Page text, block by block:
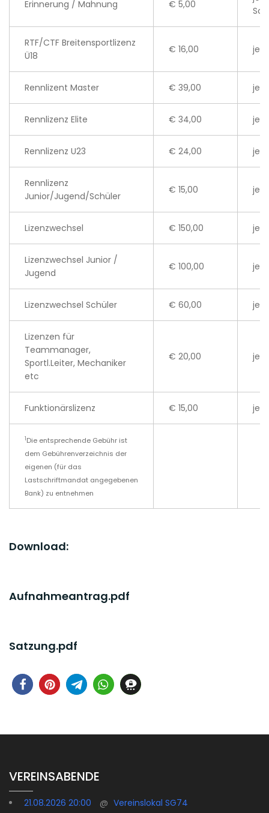
Erinnerung / Mahnung € 5,00
RTF/CTF Breitensportlizenz
Ü18
€ 16,00 je
Rennlizent Master € 39,00 je
Rennlizenz Elite € 34,00 je
Rennlizenz U23 € 24,00 je
Rennlizenz
Junior/Jugend/Schüler
€ 15,00 je
Lizenzwechsel € 150,00 je
Lizenzwechsel Junior /
Jugend
€ 100,00 je
Lizenzwechsel Schüler € 60,00 je
Lizenzen für
Teammanager,
Sportl.Leiter, Mechaniker
etc
€ 20,00 je
Funktionärslizenz € 15,00 je
1Die entsprechende Gebühr ist
dem Gebührenverzeichnis der
eigenen (für das
Lastschriftmandat angegebenen
Bank) zu entnehmen
Download:
Aufnahmeantrag.pdf
Satzung.pdf
VEREINSABENDE
21.08.2026 20:00 @ Vereinslokal SG74